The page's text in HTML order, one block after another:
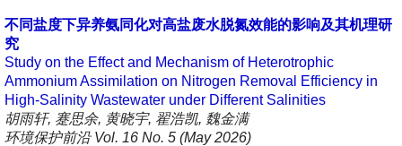
不同盐度下异养氨同化对高盐废水脱氮效能的影响及其机理研
究
Study on the Effect and Mechanism of Heterotrophic
Ammonium Assimilation on Nitrogen Removal Efficiency in
High-Salinity Wastewater under Different Salinities
胡雨轩, 蹇思余, 黄晓宇, 翟浩凯, 魏金满
环境保护前沿 Vol. 16 No. 5 (May 2026)